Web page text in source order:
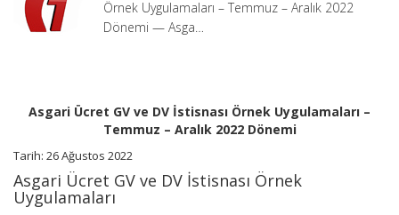
Örnek Uygulamaları – Temmuz – Aralık 2022
Dönemi — Asga…
Asgari Ücret GV ve DV İstisnası Örnek Uygulamaları –
Temmuz – Aralık 2022 Dönemi
Tarih: 26 Ağustos 2022
Asgari Ücret GV ve DV İstisnası Örnek
Uygulamaları